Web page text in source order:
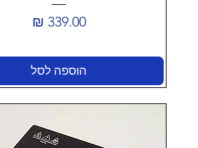
מחיר‏339.00 ‏₪
הוספה לסל